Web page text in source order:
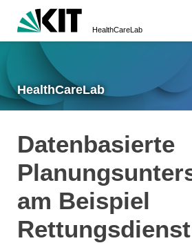
HealthCareLab
HealthCareLab
Datenbasierte
am Beispiel
Rettungsdienst